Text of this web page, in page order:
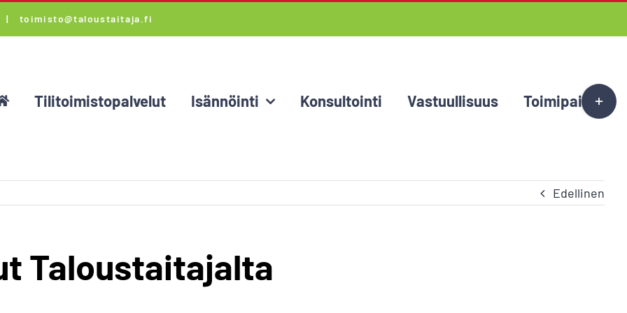
| toimisto@taloustaitaja.fi
Tilitoimistopalvelut Isännöinti Konsultointi Vastuullisuus Toimipaikat
Edellinen
Taloustaitajalta
Toggle
Sliding